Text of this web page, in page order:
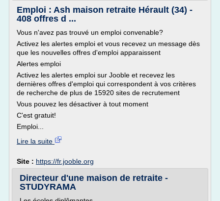
Emploi : Ash maison retraite Hérault (34) -
408 offres d ...
Vous n'avez pas trouvé un emploi convenable?
Activez les alertes emploi et vous recevez un message dès
que les nouvelles offres d'emploi apparaissent
Alertes emploi
Activez les alertes emploi sur Jooble et recevez les
dernières offres d'emploi qui correspondent à vos critères
de recherche de plus de 15920 sites de recrutement
Vous pouvez les désactiver à tout moment
C'est gratuit!
Emploi...
Lire la suite
Site : https://fr.jooble.org
Directeur d'une maison de retraite -
STUDYRAMA